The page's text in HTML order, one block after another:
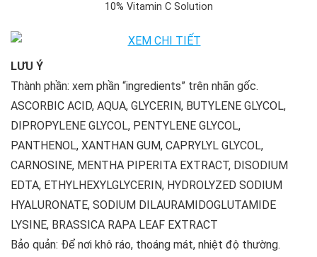
10% Vitamin C Solution
LƯU Ý
Thành phần: xem phần “ingredients” trên nhãn gốc.
ASCORBIC ACID, AQUA, GLYCERIN, BUTYLENE GLYCOL,
DIPROPYLENE GLYCOL, PENTYLENE GLYCOL,
PANTHENOL, XANTHAN GUM, CAPRYLYL GLYCOL,
CARNOSINE, MENTHA PIPERITA EXTRACT, DISODIUM
EDTA, ETHYLHEXYLGLYCERIN, HYDROLYZED SODIUM
HYALURONATE, SODIUM DILAURAMIDOGLUTAMIDE
LYSINE, BRASSICA RAPA LEAF EXTRACT
Bảo quản: Để nơi khô ráo, thoáng mát, nhiệt độ thường.